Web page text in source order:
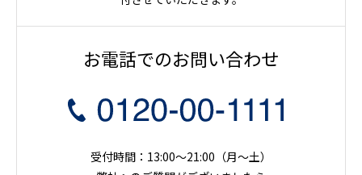
お電話でのお問い合わせ
受付時間：13:00～21:00（月〜土）